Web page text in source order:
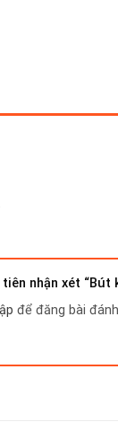
nhận xét “Bút
để đăng bài